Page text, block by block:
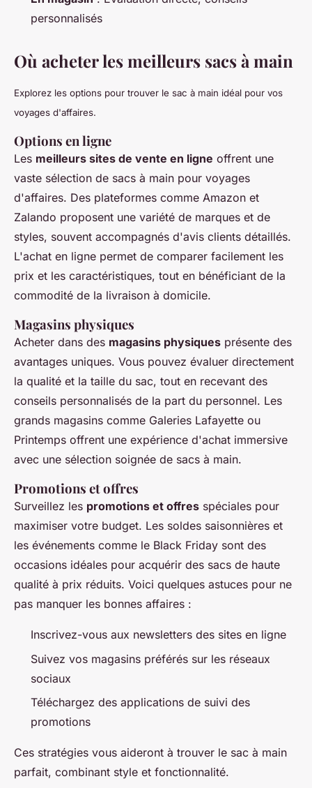
personnalisés
Où acheter les meilleurs sacs à main
Explorez les options pour trouver le sac à main idéal pour vos
voyages d'affaires.
Options en ligne
Les meilleurs sites de vente en ligne offrent une
vaste sélection de sacs à main pour voyages
d'affaires. Des plateformes comme Amazon et
Zalando proposent une variété de marques et de
styles, souvent accompagnés d'avis clients détaillés.
L'achat en ligne permet de comparer facilement les
prix et les caractéristiques, tout en bénéficiant de la
commodité de la livraison à domicile.
Magasins physiques
Acheter dans des magasins physiques présente des
avantages uniques. Vous pouvez évaluer directement
la qualité et la taille du sac, tout en recevant des
conseils personnalisés de la part du personnel. Les
grands magasins comme Galeries Lafayette ou
Printemps offrent une expérience d'achat immersive
avec une sélection soignée de sacs à main.
Promotions et offres
Surveillez les promotions et offres spéciales pour
maximiser votre budget. Les soldes saisonnières et
les événements comme le Black Friday sont des
occasions idéales pour acquérir des sacs de haute
qualité à prix réduits. Voici quelques astuces pour ne
pas manquer les bonnes affaires :
Inscrivez-vous aux newsletters des sites en ligne
Suivez vos magasins préférés sur les réseaux
sociaux
Téléchargez des applications de suivi des
promotions
Ces stratégies vous aideront à trouver le sac à main
parfait, combinant style et fonctionnalité.